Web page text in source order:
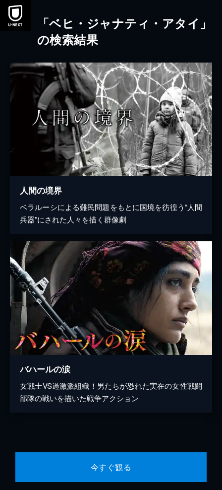
本文へスキップ
「ベヒ・ジャナティ・アタイ」
の検索結果
人間の境界
ベラルーシによる難民問題をもとに国境を彷徨う“人間
兵器”にされた人々を描く群像劇
バハールの涙
女戦士VS過激派組織！男たちが恐れた実在の女性戦闘
部隊の戦いを描いた戦争アクション
今すぐ観る